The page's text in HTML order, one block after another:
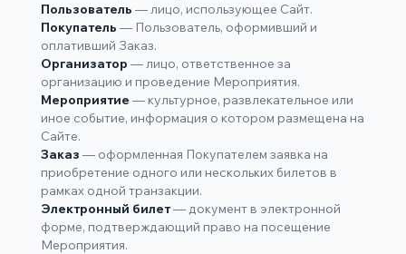
Пользователь — лицо, использующее Сайт.
Покупатель — Пользователь, оформивший и
оплативший Заказ.
Организатор — лицо, ответственное за
организацию и проведение Мероприятия.
Мероприятие — культурное, развлекательное или
иное событие, информация о котором размещена на
Сайте.
Заказ — оформленная Покупателем заявка на
приобретение одного или нескольких билетов в
рамках одной транзакции.
Электронный билет— документ в электронной
форме, подтверждающий право на посещение
Мероприятия.